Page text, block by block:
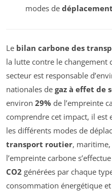
modes de déplacement
Le bilan carbone des
la lutte contre le changement
secteur est responsable
nationales de gaz à effet de
environ 29% de l’empreinte
comprendre cet impact, il est
les différents modes de
transport routier, maritime,
l’empreinte carbone
CO2 générées par chaque
consommation énergétique